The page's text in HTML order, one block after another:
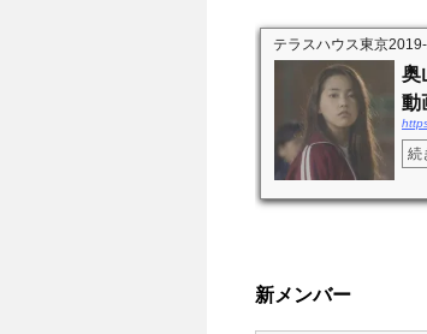
テラスハウス東京
奥
動
続
新メンバー